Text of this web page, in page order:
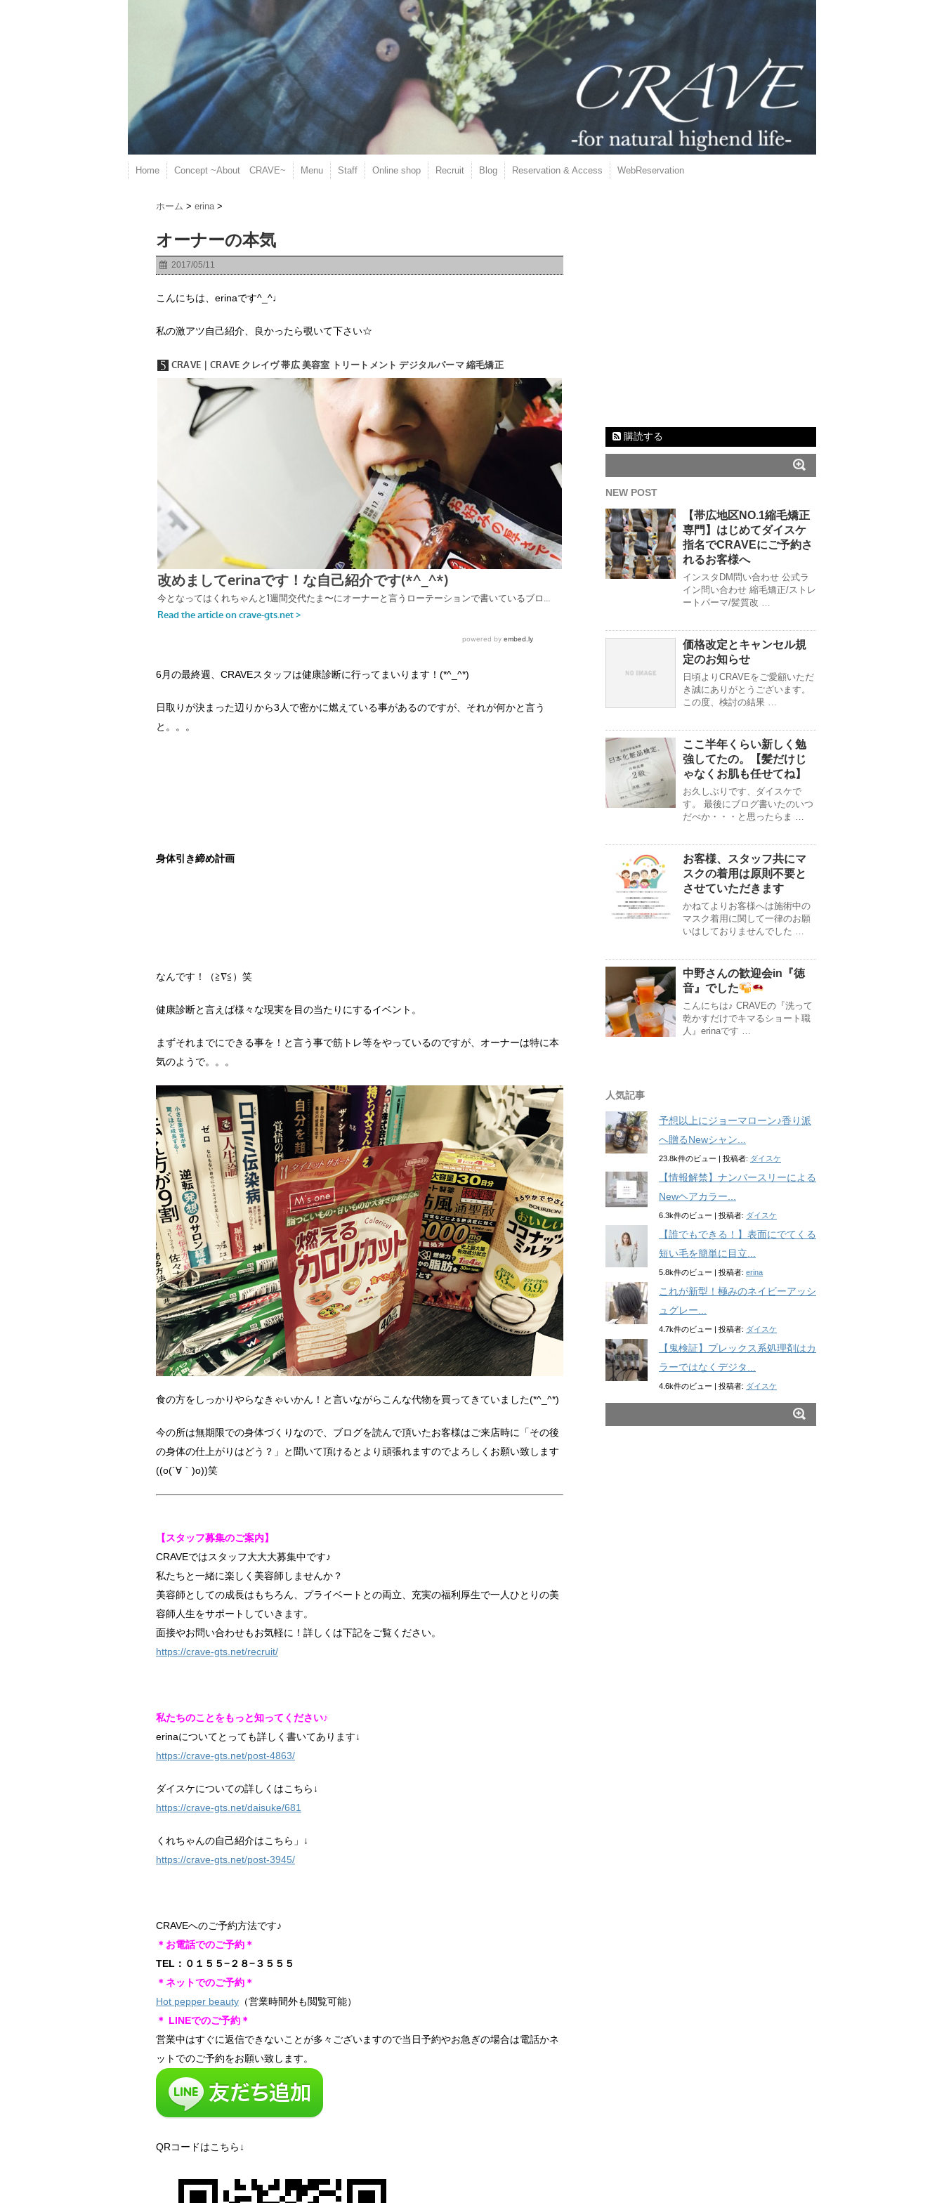
Home Concept ~About CRAVE~ Menu Staff Online shop Recruit Blog Reservation & Access WebReservation
ホーム > erina >
オーナーの本気
2017/05/11
こんにちは、erinaです^_^♩
私の激アツ自己紹介、良かったら覗いて下さい☆
6月の最終週、CRAVEスタッフは健康診断に行ってまいります！(*^_^*)
日取りが決まった辺りから3人で密かに燃えている事があるのですが、それが何かと言う
と。。。
身体引き締め計画
なんです！（≧∇≦）笑
健康診断と言えば様々な現実を目の当たりにするイベント。
まずそれまでにできる事を！と言う事で筋トレ等をやっているのですが、オーナーは特に本
気のようで。。。
食の方をしっかりやらなきゃいかん！と言いながらこんな代物を買ってきていました(*^_^*)
今の所は無期限での身体づくりなので、ブログを読んで頂いたお客様はご来店時に「その後
の身体の仕上がりはどう？」と聞いて頂けるとより頑張れますのでよろしくお願い致します
((o(´∀｀)o))笑
【スタッフ募集のご案内】
CRAVEではスタッフ大大大募集中です♪
私たちと一緒に楽しく美容師しませんか？
美容師としての成長はもちろん、プライベートとの両立、充実の福利厚生で一人ひとりの美
容師人生をサポートしていきます。
面接やお問い合わせもお気軽に！詳しくは下記をご覧ください。
https://crave-gts.net/recruit/
私たちのことをもっと知ってください♪
erinaについてとっても詳しく書いてあります↓
https://crave-gts.net/post-4863/
ダイスケについての詳しくはこちら↓
https://crave-gts.net/daisuke/681
くれちゃんの自己紹介はこちら」↓
https://crave-gts.net/post-3945/
CRAVEへのご予約方法です♪
＊お電話でのご予約＊
TEL：０１５５−２８−３５５５
＊ネットでのご予約＊
Hot pepper beauty （営業時間外も閲覧可能）
＊ LINEでのご予約＊
営業中はすぐに返信できないことが多々ございますので当日予約やお急ぎの場合は電話かネ
ットでのご予約をお願い致します。
QRコードはこちら↓
購読する
NEW POST
【帯広地区NO.1縮毛矯正
専門】はじめてダイスケ
指名でCRAVEにご予約さ
れるお客様へ
インスタDM問い合わせ 公式ラ
イン問い合わせ 縮毛矯正/ストレ
ートパーマ/髪質改 …
価格改定とキャンセル規
定のお知らせ
日頃よりCRAVEをご愛顧いただ
き誠にありがとうございます。
この度、検討の結果 …
ここ半年くらい新しく勉
強してたの。【髪だけじ
ゃなくお肌も任せてね】
お久しぶりです、ダイスケで
す。 最後にブログ書いたのいつ
だべか・・・と思ったらま …
お客様、スタッフ共にマ
スクの着用は原則不要と
させていただきます
かねてよりお客様へは施術中の
マスク着用に関して一律のお願
いはしておりませんでした …
中野さんの歓迎会in『徳
音』でした
こんにちは♪ CRAVEの『洗って
乾かすだけでキマるショート職
人』erinaです …
人気記事
予想以上にジョーマローン♪香り派
へ贈るNewシャン...
23.8k件のビュー | 投稿者: ダイスケ
【情報解禁】ナンバースリーによる
Newヘアカラー...
6.3k件のビュー | 投稿者: ダイスケ
【誰でもできる！】表面にでてくる
短い毛を簡単に目立...
5.8k件のビュー | 投稿者: erina
これが新型！極みのネイビーアッシ
ュグレー...
4.7k件のビュー | 投稿者: ダイスケ
【鬼検証】プレックス系処理剤はカ
ラーではなくデジタ...
4.6k件のビュー | 投稿者: ダイスケ